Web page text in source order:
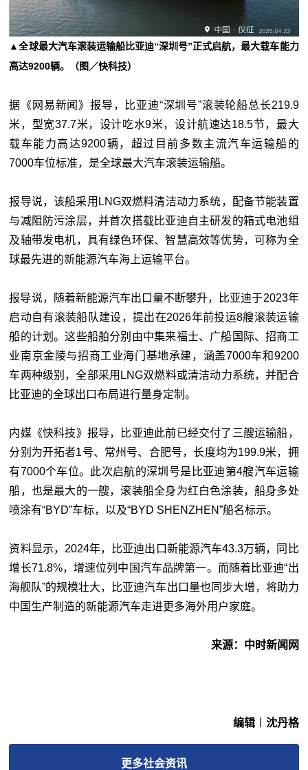
▲全球最大汽车滚装运输船比亚迪“深圳号”正式启航，最大载车能力
高达9200辆。（图／快科技）
据《网易新闻》报导，比亚迪“深圳号”滚装轮船总长219.9
米，型宽37.7米，设计吃水9米，设计航速达18.5节，最大
载车能力高达9200辆，超过目前多数主流汽车运输船的
7000车位标准，是全球最大汽车滚装运输船。
报导说，该船采用LNG双燃料清洁动力系统，配备节能装置
与减阻防污涂层，并首次搭载比亚迪自主研发的箱式电池组
及轴带发电机，具有绿色环保、智慧高效等优势，可称为全
球最先进的新能源汽车海上运输平台。
报导说，随着新能源汽车出口量不断攀升，比亚迪于2023年
启动自有滚装船队建设，提出在2026年前投运8艘滚装运输
船的计划。这些船舶分别由中集来福士、广船国际、招商工
业南京金陵与招商工业海门基地承建，涵盖7000车和9200
车两种级别，全部采用LNG双燃料或清洁动力系统，并配合
比亚迪的全球出口布局进行量身定制。
内媒《快科技》报导，比亚迪此前已经交付了三艘运输船，
分别为开拓者1号、常州号、合肥号，长度均为199.9米，拥
有7000个车位。此次启航的深圳号是比亚迪第4艘汽车运输
船，也是最大的一艘，滚装船全身为红白色涂装，船身多处
喷涂有“BYD”车标，以及“BYD SHENZHEN”船名标示。
资料显示，2024年，比亚迪出口新能源汽车43.3万辆，同比
增长71.8%，增速位列中国汽车品牌第一。而随着比亚迪“出
海舰队”的规模壮大，比亚迪汽车出口量也同步大增，将助力
中国生产制造的新能源汽车走进更多海外用户家庭。
来源：中时新闻网
编辑︱沈丹格
更多社会资讯